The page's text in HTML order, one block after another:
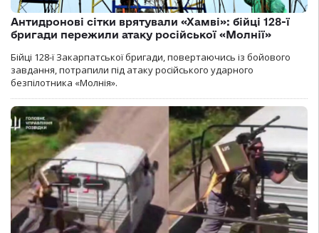
Антидронові сітки врятували «Хамві»: бійці 128-ї
бригади пережили атаку російської «Молнії»
Бійці 128-ї Закарпатської бригади, повертаючись із бойового
завдання, потрапили під атаку російського ударного
безпілотника «Молнія».